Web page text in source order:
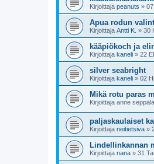
Kirjoittaja peanuts »
Apua rodun
Kirjoittaja Antti K. » 30
kääpiökoch ja
Kirjoittaja kaneli » 22
silver seabright
Kirjoittaja kaneli » 02
Mikä rotu paras
Kirjoittaja anne
paljaskaulaiset
Kirjoittaja neitietsiva »
Lindellinkannan
Kirjoittaja nana » 31